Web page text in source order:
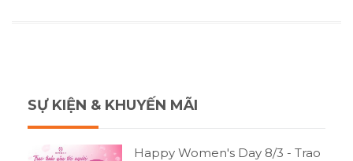
SỰ KIỆN & KHUYẾN MÃI
Happy Women's Day 8/3 - Trao